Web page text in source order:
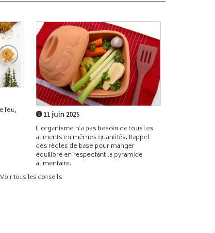
feu,
11 juin 2025
L'organisme n'a pas besoin de tous les
aliments en mêmes quantités. Rappel
des règles de base pour manger
équilibré en respectant la pyramide
alimentaire.
tous les conseils